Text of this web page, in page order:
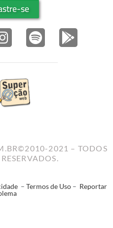
se
2021 – TODOS
– Termos de Uso – Reportar